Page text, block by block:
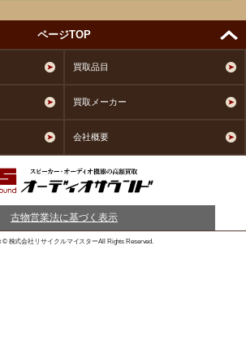
ページTOP
買取品目
買取メーカー
会社概要
古物営業法に基づく表示
© 株式会社リサイクルマイスターAll Rights Reserved.